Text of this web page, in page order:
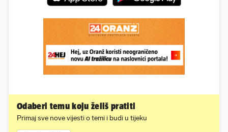
Odaberi temu koju želiš pratiti
Primaj sve nove vijesti o temi i budi u tijeku